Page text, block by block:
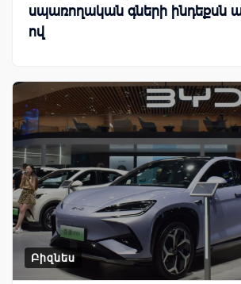
սպառողական գների ինդեքսն
ով
Բիզնես